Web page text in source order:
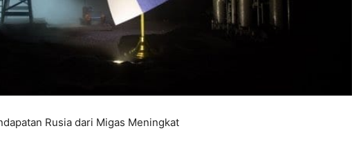
Rusia dari Migas Meningkat